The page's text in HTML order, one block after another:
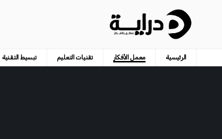
الرئيسية معمل الأفكار تقنيات التعليم تبسيط التقنية